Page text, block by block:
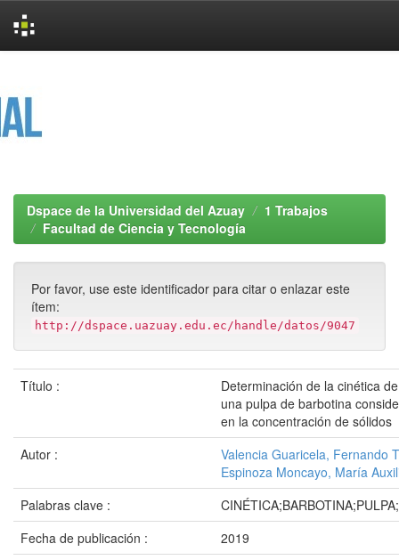
Dspace de la Universidad del Azuay
1 Trabajos
Facultad de Ciencia y Tecnología
Por favor, use este identificador para citar o enlazar este
ítem:
http://dspace.uazuay.edu.ec/handle/datos/9047
Título :
Determinación de la cinética
una pulpa de barbotina
en la concentración de sólidos
Autor :
Valencia Guaricela, Fernando
Espinoza Moncayo, María
Palabras clave :
Fecha de publicación :
2019